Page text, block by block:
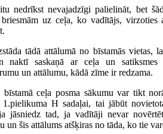
nedrīkst nevajadzīgi palielināt, bet
uz ceļa, ko vadītājs, virzoties
tādā attālumā no bīstamās vietas,
naktī saskaņā ar ceļa un satiksmes
un attālumu, kādā zīme ir redzama.
ceļa posma sākumu var tikt
H sadaļai, tai jābūt
jāsniedz tad, ja vadītāji nevar
un šis attālums atšķiras no tāda, ko tie